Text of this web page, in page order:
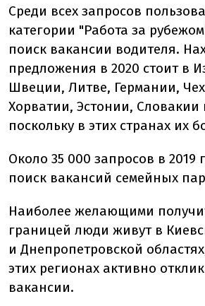
Среди всех запросов
категории "Работа за
поиск вакансии водителя.
предложения в 2020 стоит в
Швеции, Литве, Германии,
Хорватии, Эстонии, Словакии
поскольку в этих странах их
Около 35 000 запросов в 2019
поиск вакансий семейных
Наиболее желающими
границей люди живут в
и Днепропетровской
этих регионах активно
вакансии.